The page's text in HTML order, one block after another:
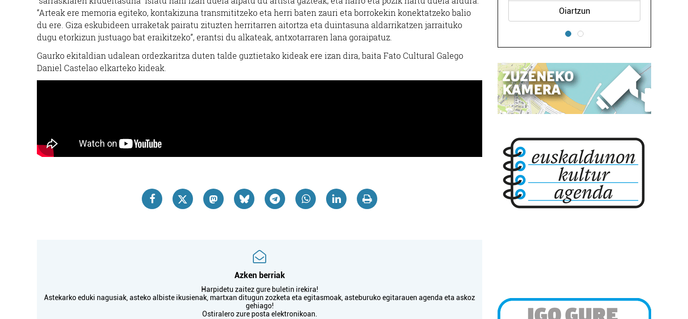
“Arteak ere memoria egiteko, kontakizuna transmititzeko eta herri baten zauri eta borrokekin konektatzeko balio
du ere. Giza eskubideen urraketak pairatu zituzten herritarren aitortza eta duintasuna aldarrikatzen jarraituko
dugu etorkizun justuago bat eraikitzeko”, erantsi du alkateak, antxotarraren lana goraipatuz.
Gaurko ekitaldian udalean ordezkaritza duten talde guztietako kideak ere izan dira, baita Fato Cultural Galego
Daniel Castelao elkarteko kideak.
Azken berriak
Harpidetu zaitez gure buletin irekira!
Astekarko eduki nagusiak, asteko albiste ikusienak, martxan ditugun zozketa eta egitasmoak, asteburuko egitarauen agenda eta askoz
gehiago!
Ostiralero zure posta elektronikoan.
Oiartzun Errenteria-Orereta Oiartzun